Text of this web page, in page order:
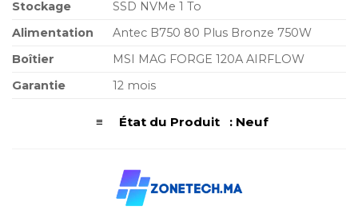
Stockage
SSD NVMe 1 To
Alimentation
Antec B750 80 Plus Bronze 750W
Boîtier
MSI MAG FORGE 120A AIRFLOW
Garantie
12 mois
≡ État du Produit : Neuf